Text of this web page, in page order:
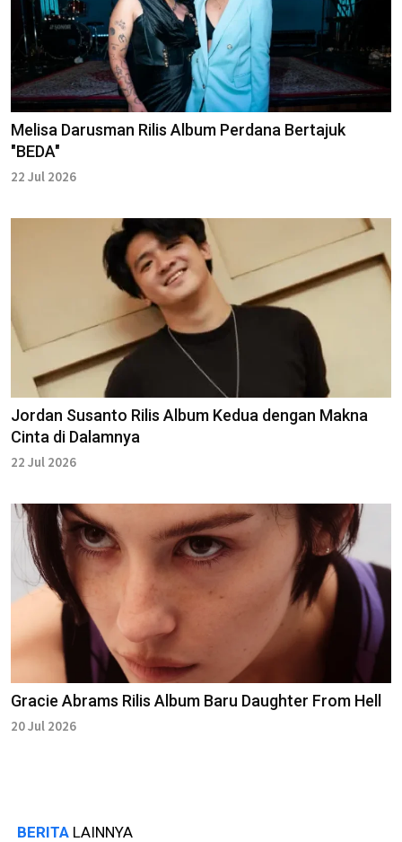
Melisa Darusman Rilis Album Perdana Bertajuk
"BEDA"
22 Jul 2026
Jordan Susanto Rilis Album Kedua dengan Makna
Cinta di Dalamnya
22 Jul 2026
Gracie Abrams Rilis Album Baru Daughter From Hell
20 Jul 2026
BERITA LAINNYA